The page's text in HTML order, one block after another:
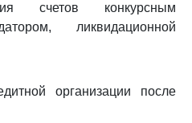
счетов конкурсным
ликвидационной
организации после